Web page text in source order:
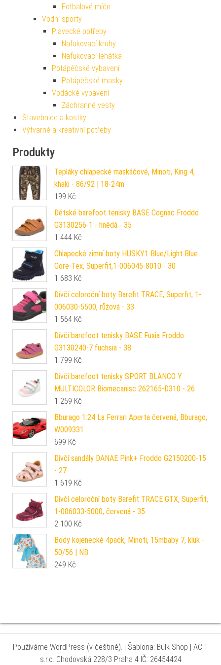
Fotbalové míče
Vodní sporty
Plavecké potřeby
Nafukovací kruhy
Nafukovací lehátka
Potápěčské vybavení
Potápěčské masky
Vodácké vybavení
Záchranné vesty
Stavebnice a kostky
Výtvarné a kreativní potřeby
Produkty
Tepláky chlapecké maskáčové, Minoti, King 4,
khaki - 86/92 | 18-24m
199 Kč
Dětské barefoot tenisky BASE Cognac Froddo
G3130256-1 - hnědá - 35
1 444 Kč
Chlapecké zimní boty HUSKY1 Blue/Light Blue
Gore-Tex, Superfit,1-006045-8010 - 30
1 683 Kč
Dívčí celoroční boty Barefit TRACE, Superfit, 1-
006030-5500, růžová - 33
1 564 Kč
Dívčí barefoot tenisky BASE Fuxia Froddo
G3130240-7 fuchsia - 38
1 799 Kč
Dívčí barefoot tenisky SPORT BLANCO Y
MULTICOLOR Biomecanisc 262165-D310 - 26
1 259 Kč
Bburago 1:24 La Ferrari Aperta červená, Bburago,
W009331
699 Kč
Dívčí sandály DANAE Pink+ Froddo G2150200-15
- 27
1 619 Kč
Dívčí celoroční boty Barefit TRACE GTX, Superfit,
1-006033-5000, červená - 35
2 100 Kč
Body kojenecké 4pack, Minoti, 15mbaby 7, kluk -
50/56 | NB
249 Kč
Používáme WordPress (v češtině). Šablona: Bulk Shop
| ACIT
s.r.o. Chodovská 228/3 Praha 4 IČ: 26454424